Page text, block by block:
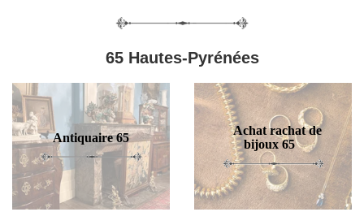
65 Hautes-Pyrénées
Antiquaire 65
Achat rachat de
bijoux 65